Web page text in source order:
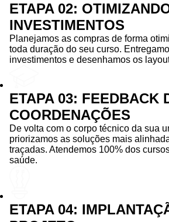
ETAPA 02:
INVESTIMENTOS
Planejamos as compras de forma
toda duração do seu curso.
investimentos e desenhamos os
ETAPA 03: FEEDBACK
COORDENAÇÕES
De volta com o corpo técnico da sua
priorizamos as soluções mais
traçadas. Atendemos 100% dos
saúde.
ETAPA 04: